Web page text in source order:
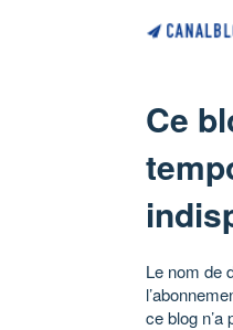
Ce
Le nom de
ce blog n’a